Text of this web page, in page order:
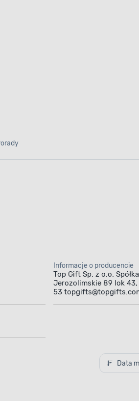
Informacje o producencie
Top Gift Sp. z o.o.
Jerozolimskie 89 lok
53
Data